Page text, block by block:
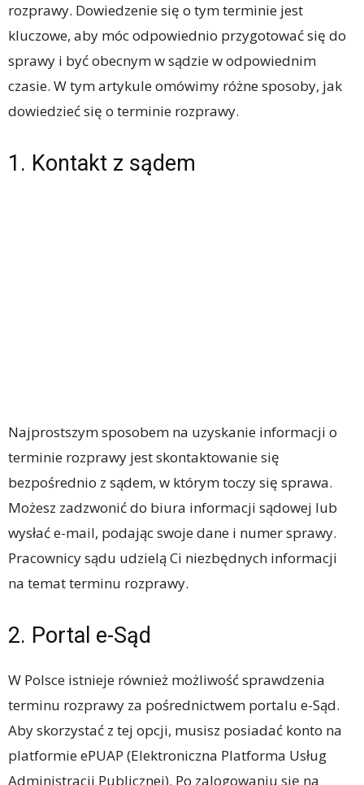
rozprawy. Dowiedzenie się o tym terminie jest
kluczowe, aby móc odpowiednio przygotować się do
sprawy i być obecnym w sądzie w odpowiednim
czasie. W tym artykule omówimy różne sposoby, jak
dowiedzieć się o terminie rozprawy.
1. Kontakt z sądem
Najprostszym sposobem na uzyskanie informacji o
terminie rozprawy jest skontaktowanie się
bezpośrednio z sądem, w którym toczy się sprawa.
Możesz zadzwonić do biura informacji sądowej lub
wysłać e-mail, podając swoje dane i numer sprawy.
Pracownicy sądu udzielą Ci niezbędnych informacji
na temat terminu rozprawy.
2. Portal e-Sąd
W Polsce istnieje również możliwość sprawdzenia
terminu rozprawy za pośrednictwem portalu e-Sąd.
Aby skorzystać z tej opcji, musisz posiadać konto na
platformie ePUAP (Elektroniczna Platforma Usług
Administracji Publicznej). Po zalogowaniu się na